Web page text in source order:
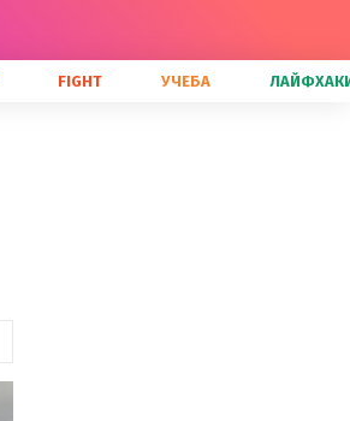
FIGHT УЧЕБА